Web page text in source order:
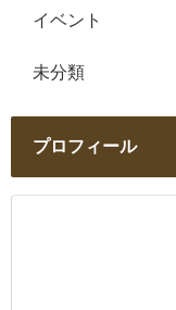
イベント
未分類
プロフィール